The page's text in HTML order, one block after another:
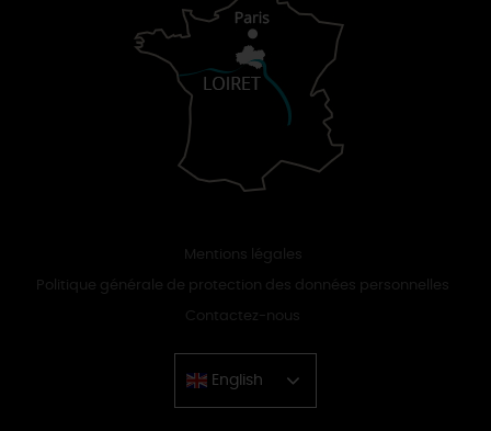
Mentions légales
Politique générale de protection des données personnelles
Contactez-nous
English
Chinese